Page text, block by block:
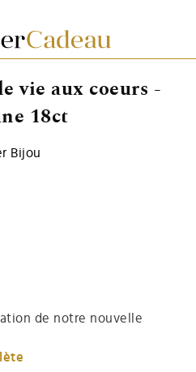
vie aux coeurs -
18ct
Bijou
de notre nouvelle